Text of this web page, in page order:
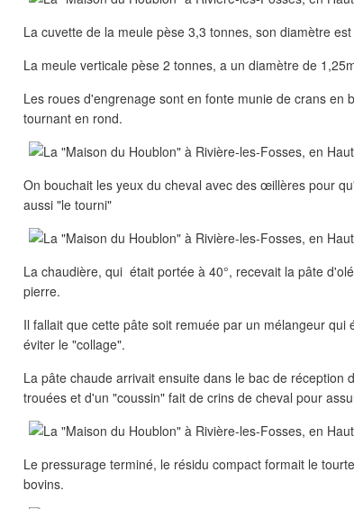
La cuvette de la meule pèse 3,3 tonnes, son diamètre
La meule verticale pèse 2 tonnes, a un diamètre de
Les roues d'engrenage sont en fonte munie de crans en
tournant en rond.
On bouchait les yeux du cheval avec des œillères pour
aussi "le tourni"
La chaudière, qui était portée à 40°, recevait la pâte
pierre.
Il fallait que cette pâte soit remuée par un mélangeur qui
éviter le "collage".
La pâte chaude arrivait ensuite dans le bac de réception
trouées et d'un "coussin" fait de crins de cheval pour
Le pressurage terminé, le résidu compact formait le
bovins.